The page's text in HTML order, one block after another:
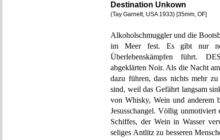
Destination Unkown
(Tay Garnett, USA 1933) [35mm, OF]
Alkoholschmuggler und die
im Meer fest. Es gibt nur
Überlebenskämpfen führt.
abgeklärten Noir. Als die Nacht
dazu führen, dass nichts mehr
sind, weil das Gefährt langsam
von Whisky, Wein und anderem
Jesusschangel. Völlig
Schiffes, der Wein in Wasser
seliges Antlitz zu besseren